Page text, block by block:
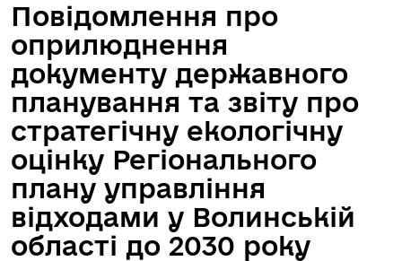
Повідомлення про
оприлюднення
документу державного
планування та звіту про
стратегічну екологічну
оцінку Регіонального
плану управління
відходами у Волинській
області до 2030 року